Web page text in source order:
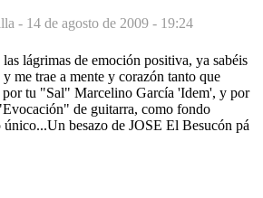
- 14 de agosto de 2009 - 19:24
lágrimas de emoción positiva, ya sabéis
me trae a mente y corazón tanto que
por tu "Sal" Marcelino García 'Idem', y por
de guitarra, como fondo
besazo de JOSE El Besucón pá